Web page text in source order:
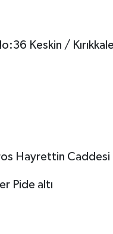
Keskin / Kırıkkale
Hayrettin
Pide altı